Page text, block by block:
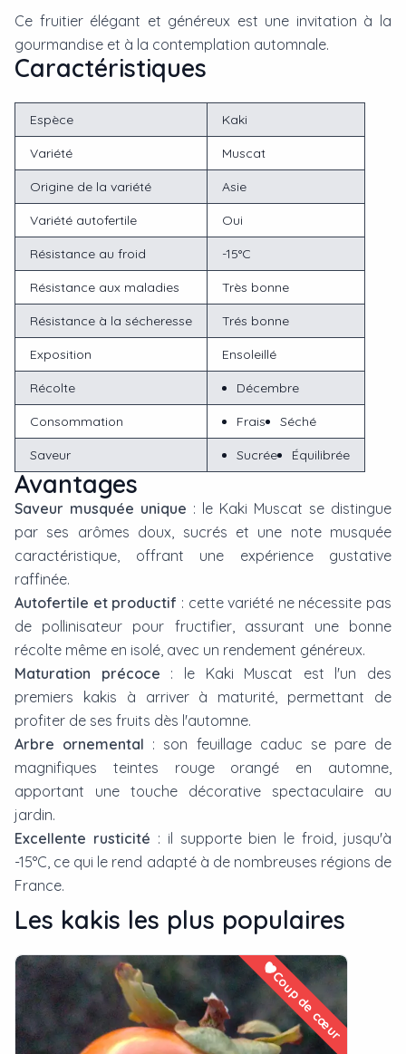
Ce fruitier élégant et généreux est une invitation à la
gourmandise et à la contemplation automnale.
Caractéristiques
Espèce Kaki
Variété Muscat
Origine de la variété Asie
Variété autofertile Oui
Résistance au froid -15°C
Résistance aux maladies Très bonne
Résistance à la sécheresse Trés bonne
Exposition Ensoleillé
Récolte Décembre
Consommation Frais Séché
Saveur Sucrée Équilibrée
Avantages
Saveur musquée unique : le Kaki Muscat se distingue
par ses arômes doux, sucrés et une note musquée
caractéristique, offrant une expérience gustative
raffinée.
Autofertile et productif : cette variété ne nécessite pas
de pollinisateur pour fructifier, assurant une bonne
récolte même en isolé, avec un rendement généreux.
Maturation précoce : le Kaki Muscat est l'un des
premiers kakis à arriver à maturité, permettant de
profiter de ses fruits dès l'automne.
Arbre ornemental : son feuillage caduc se pare de
magnifiques teintes rouge orangé en automne,
apportant une touche décorative spectaculaire au
jardin.
Excellente rusticité : il supporte bien le froid, jusqu'à
-15°C, ce qui le rend adapté à de nombreuses régions de
France.
Les kakis les plus populaires
Coup de cœur